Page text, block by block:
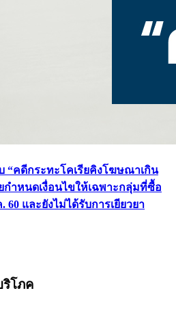
“คดีกระทะโคเรียคิงโฆษณาเกิน
กำหนดเงื่อนไขให้เฉพาะกลุ่มที่ซื้อ
60 และยังไม่ได้รับการเยียวยา
ริโภค